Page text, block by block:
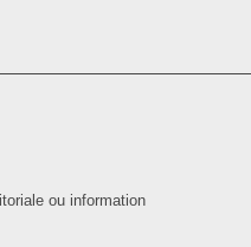
ou information